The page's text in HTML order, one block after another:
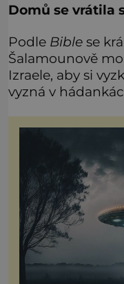
Domů se vrátila
Podle Bible se
Šalamounově
Izraele, aby si
vyzná v